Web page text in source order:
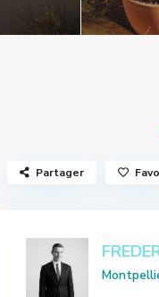
Partager